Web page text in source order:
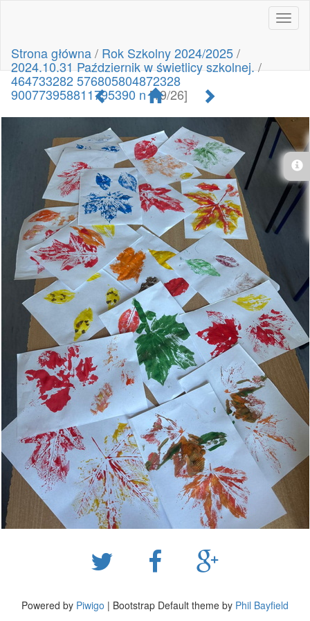
Strona główna/ Rok Szkolny 2024/2025/
2024.10.31 Październik w świetlicy szkolnej./
464733282 576805804872328
900773958811795390 n[19/26]
Powered by Piwigo | Bootstrap Default theme by Phil Bayfield